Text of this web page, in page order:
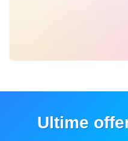
Ultime